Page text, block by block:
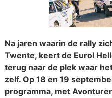
Na jaren waarin de rally
Twente, keert de Eurol
terug naar de plek waar
zelf. Op 18 en 19
programma, met